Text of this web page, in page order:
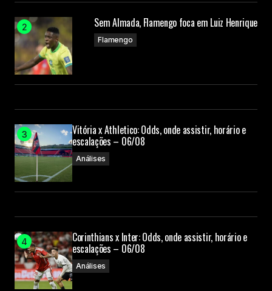
Sem Almada, Flamengo foca em Luiz Henrique
Flamengo
Vitória x Athletico: Odds, onde assistir, horário e
escalações – 06/08
Análises
Corinthians x Inter: Odds, onde assistir, horário e
escalações – 06/08
Análises